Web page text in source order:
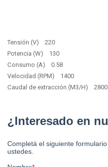
Tensión (V) 220
Potencia (W) 130
Consumo (A) 0.58
Velocidad (RPM) 1400
Caudal de extracción (M3/H) 2800